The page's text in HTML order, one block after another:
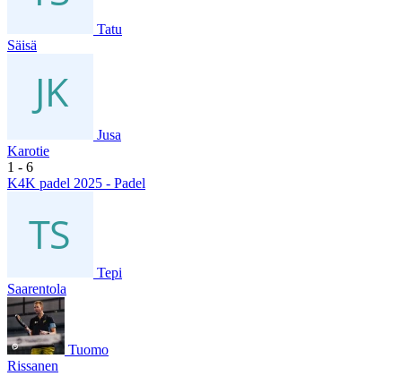
Tatu
Säisä
Jusa
Karotie
1 - 6
K4K padel 2025 - Padel
Tepi
Saarentola
Tuomo
Rissanen